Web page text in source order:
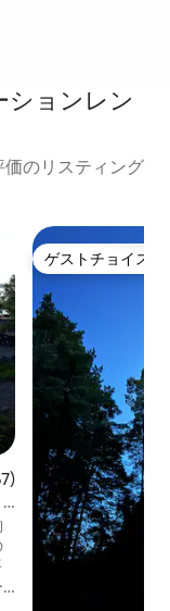
ションレン
のリスティング
件、5つ星中4.93つ
ゲストチョイス
ゲストチョイス